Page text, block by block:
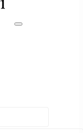
Toggle